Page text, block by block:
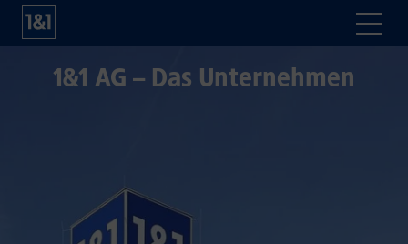
1&1 AG – Das Unternehmen